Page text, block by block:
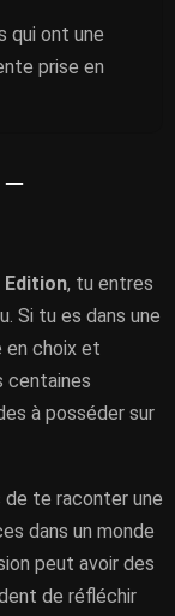
qui ont une
prise en
Edition, tu entres
Si tu es dans une
en choix et
centaines
à posséder sur
te raconter une
dans un monde
peut avoir des
de réfléchir